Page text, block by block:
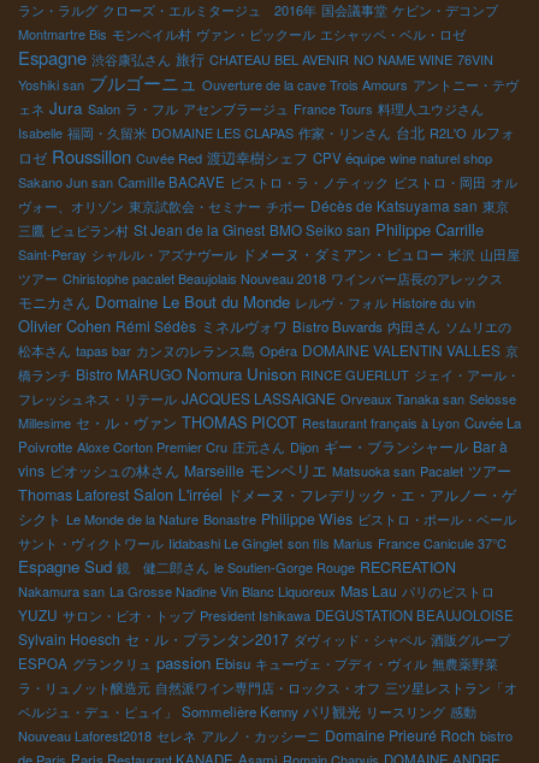
ラン・ラルグ クローズ・エルミタージュ 2016年 国会議事堂 ケビン・デコンブ
Montmartre Bis モンペイル村 ヴァン・ピックール エシャッペ・ベル・ロゼ
Espagne 渋谷康弘さん 旅行 CHATEAU BEL AVENIR NO NAME WINE 76VIN
Yoshiki san ブルゴーニュ Ouverture de la cave Trois Amours アントニー・テヴ
ェネ Jura Salon ラ・フル アセンブラージュ France Tours 料理人ユウジさん
Isabelle 福岡・久留米 DOMAINE LES CLAPAS 作家・リンさん 台北 R2L'O ルフォ
ロゼ Roussillon Cuvée Red 渡辺幸樹シェフ CPV équipe wine naturel shop
Sakano Jun san Camille BACAVE ビストロ・ラ・ノティック ビストロ・岡田 オル
ヴォー、オリゾン 東京試飲会・セミナー チボー Décès de Katsuyama san 東京
三鷹 ピュピラン村 St Jean de la Ginest BMO Seiko san Philippe Carrille
Saint-Peray シャルル・アズナヴール ドメーヌ・ダミアン・ビュロー 米沢 山田屋
ツアー Chiristophe pacalet Beaujolais Nouveau 2018 ワインバー店長のアレックス
モニカさん Domaine Le Bout du Monde レルヴ・フォル Histoire du vin
Olivier Cohen Rémi Sédès ミネルヴォワ Bistro Buvards 内田さん ソムリエの
松本さん tapas bar カンヌのレランス島 Opéra DOMAINE VALENTIN VALLES 京
橋ランチ Bistro MARUGO Nomura Unison RINCE GUERLUT ジェイ・アール・
フレッシュネス・リテール JACQUES LASSAIGNE Orveaux Tanaka san Selosse
Millesime セ・ル・ヴァン THOMAS PICOT Restaurant français à Lyon Cuvée La
Poivrotte Aloxe Corton Premier Cru 庄元さん Dijon ギー・ブランシャール Bar à
vins ピオッシュの林さん Marseille モンペリエ Matsuoka san Pacalet ツアー
Thomas Laforest Salon L'irréel ドメーヌ・フレデリック・エ・アルノー・ゲ
シクト Le Monde de la Nature Bonastre Philippe Wies ビストロ・ポール・ベール
サント・ヴィクトワール Iidabashi Le Ginglet son fils Marius France Canicule 37℃
Espagne Sud 鏡 健二郎さん le Soutien-Gorge Rouge RECREATION
Nakamura san La Grosse Nadine Vin Blanc Liquoreux Mas Lau パリのビストロ
YUZU サロン・ビオ・トップ President Ishikawa DEGUSTATION BEAUJOLOISE
Sylvain Hoesch セ・ル・プランタン2017 ダヴィッド・シャペル 酒販グループ
ESPOA グランクリュ passion Ebisu キューヴェ・ブディ・ヴィル 無農薬野菜
ラ・リュノット醸造元 自然派ワイン専門店・ロックス・オフ 三ツ星レストラン「オ
ベルジュ・デュ・ピュイ」
Sommelière Kenny パリ観光 リースリング 感動
Nouveau Laforest2018 セレネ アルノ・カッシーニ Domaine Prieuré Roch bistro